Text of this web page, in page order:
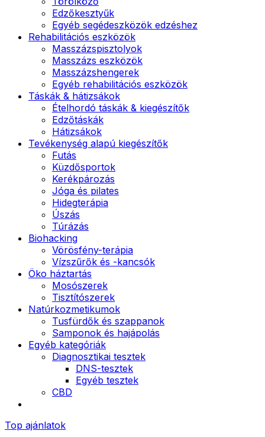
Edzőkesztyűk
Egyéb segédeszközök edzéshez
Rehabilitációs eszközök
Masszázspisztolyok
Masszázs eszközök
Masszázshengerek
Egyéb rehabilitációs eszközök
Táskák & hátizsákok
Ételhordó táskák & kiegészítők
Edzőtáskák
Hátizsákok
Tevékenység alapú kiegészítők
Futás
Küzdősportok
Kerékpározás
Jóga és pilates
Hidegterápia
Úszás
Túrázás
Biohacking
Vörösfény-terápia
Vízszűrők és -kancsók
Öko háztartás
Mosószerek
Tisztítószerek
Natúrkozmetikumok
Tusfürdők és szappanok
Samponok és hajápolás
Egyéb kategóriák
Diagnosztikai tesztek
DNS-tesztek
Egyéb tesztek
CBD
Top ajánlatok